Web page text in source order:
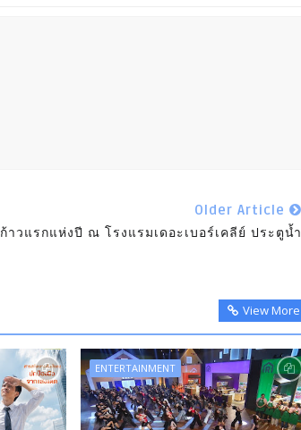
Older Article
ก้าวแรกแห่งปี ณ โรงแรมเดอะเบอร์เคลีย์ ประตูน้ำ
View More
ENTERTAINMENT